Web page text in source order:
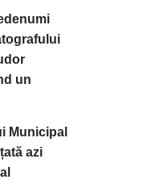
un
Municipal
azi